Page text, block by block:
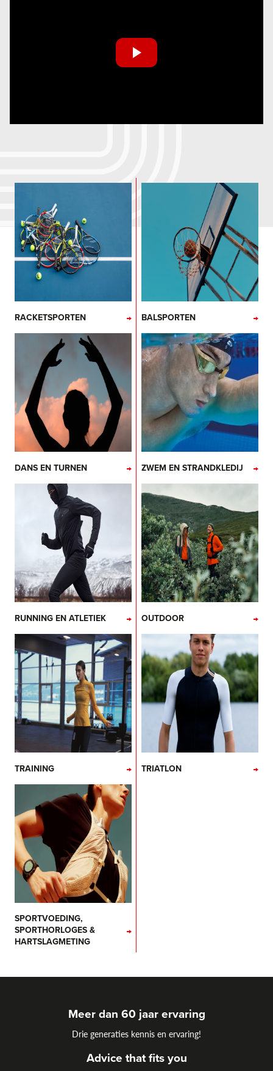
RACKETSPORTEN BALSPORTEN
DANS EN TURNEN ZWEM EN STRANDKLEDIJ
RUNNING EN ATLETIEK OUTDOOR
TRAINING TRIATLON
SPORTVOEDING,
SPORTHORLOGES &
HARTSLAGMETING
Meer dan 60 jaar ervaring
Drie generaties kennis en ervaring!
Advice that fits you